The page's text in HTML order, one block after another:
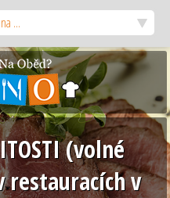
...
(volné
restauracích v